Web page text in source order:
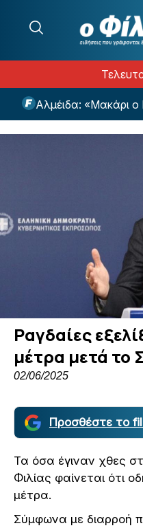
Αλμέιδα: «Μακάρι ο
Ραγδαίες
μέτρα μετά το
02/06/2025
Προσθέστε το
Τα όσα έγιναν χθες
Φιλίας φαίνεται ότι
μέτρα.
Σύμφωνα με διαρροή